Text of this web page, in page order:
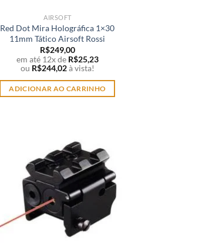
AIRSOFT
Red Dot Mira Holográfica 1×30
11mm Tático Airsoft Rossi
R$249,00
em até 12x de R$25,23
ou R$244,02à vista!
ADICIONAR AO CARRINHO